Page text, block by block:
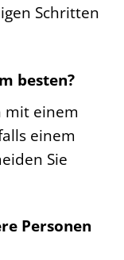
Schritten
besten?
mit einem
einem
Sie
Personen